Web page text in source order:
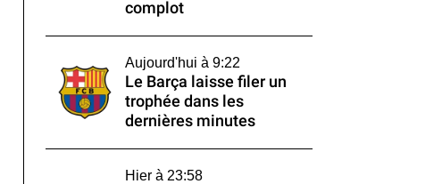
complot
Aujourd'hui à 9:22
Le Barça laisse filer un
trophée dans les
dernières minutes
Hier à 23:58